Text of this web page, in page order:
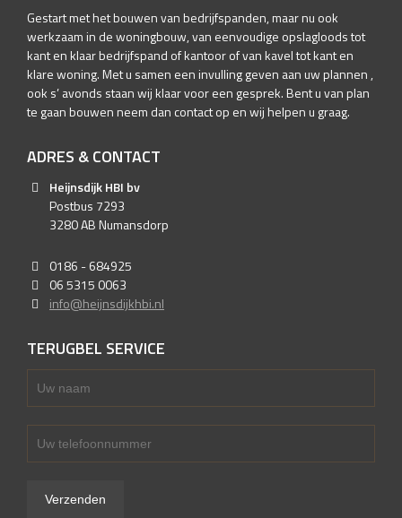
Gestart met het bouwen van bedrijfspanden, maar nu ook
werkzaam in de woningbouw, van eenvoudige opslagloods tot
kant en klaar bedrijfspand of kantoor of van kavel tot kant en
klare woning. Met u samen een invulling geven aan uw plannen ,
ook s’ avonds staan wij klaar voor een gesprek. Bent u van plan
te gaan bouwen neem dan contact op en wij helpen u graag.
ADRES & CONTACT
Heijnsdijk HBI bv
Postbus 7293
3280 AB Numansdorp
0186 - 684925
06 5315 0063
info@heijnsdijkhbi.nl
TERUGBEL SERVICE